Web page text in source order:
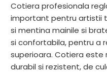
}}:
Cotiera profesionala
important pentru artistii
si mentina mainile si
si confortabila, pentru a
superioara. Cotiera
durabil si rezistent, de